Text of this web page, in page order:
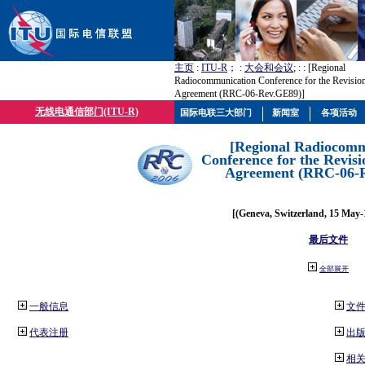
主页 : ITU-R ； : 大会和会议; : : [Regional
Radiocommunication Conference for the
Agreement (RRC-06-Rev.GE89)]
无线电通信部门(ITU-R)
[Regional
Conference for the
Agreement (RRC-06-
[(Geneva, Switzerland, 15
最后文件
全部展开
一般信息
代表注册
文件
出
相
国际电联三大部门 新闻室 各项活动